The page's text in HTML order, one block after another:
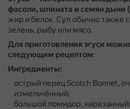
фасоли, шпината и семян дыни
жир и белок. Суп обычно также
зелень, рыбу или мясо.
Для приготовления эгуси
следующим рецептом:
Ингредиенты:
острый перец Scotch Bonnet,
измельчённый;
большой помидор, нарезанный;